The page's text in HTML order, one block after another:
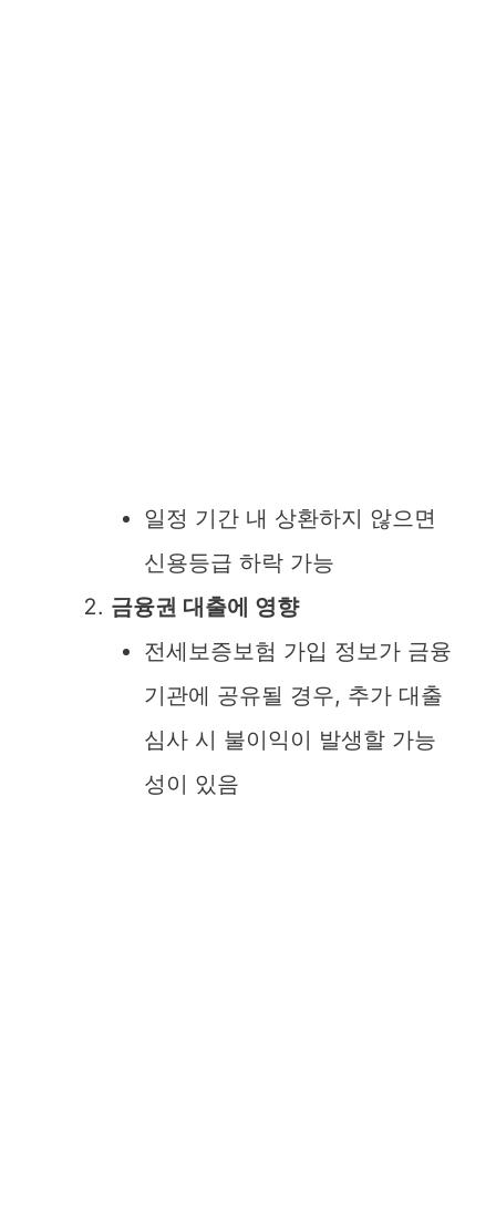
일정 기간 내 상환하지 않으면
신용등급 하락 가능
금융권 대출에 영향
전세보증보험 가입 정보가 금융
기관에 공유될 경우, 추가 대출
심사 시 불이익이 발생할 가능
성이 있음